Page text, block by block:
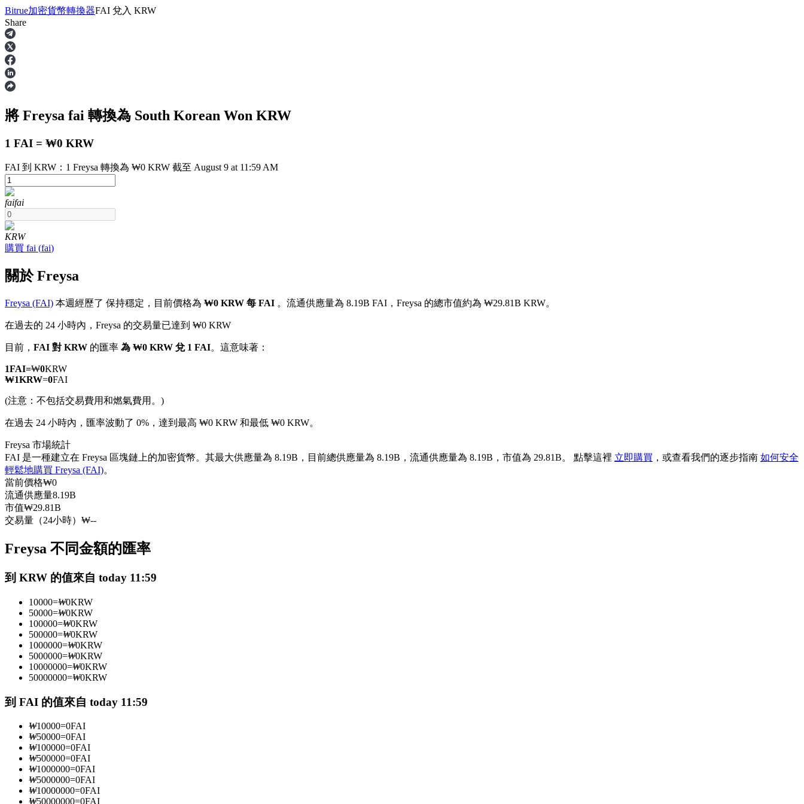
合約
TradFi
美股、外匯、貴金屬及大宗商品衍生性商品
USDC永續
多種以USDC結算的永續合約
跟單
Bitrue加密貨幣轉換器FAI 兌入 KRW
Share
將 Freysa fai 轉換為 South Korean Won KRW
1 FAI = ₩0 KRW
FAI 到 KRW：1 Freysa 轉換為 ₩0 KRW 截至 August 9 at 11:59 AM
faifai
KRW
購買 fai (fai)
關於 Freysa
Freysa (FAI) 本週經歷了 保持穩定，目前價格為 ₩0 KRW 每 FAI 。流通供應量為 8.19B FAI，Freysa 的總市值約為 ₩29.81B KRW。
在過去的 24 小時內，Freysa 的交易量已達到 ₩0 KRW
目前， FAI 對 KRW 的匯率 為 ₩0 KRW 兌 1 FAI。這意味著：
1FAI=₩0KRW
₩1KRW=0FAI
(注意：不包括交易費用和燃氣費用。)
在過去 24 小時內，匯率波動了 0%，達到最高 ₩0 KRW 和最低 ₩0 KRW。
Freysa 市場統計
FAI 是一種建立在 Freysa 區塊鏈上的加密貨幣。其最大供應量為 8.19B，目前總供應量為 8.19B，流通供應量為 8.19B，市值為 29.81B。 點擊這裡 立即購買 ，或查看我們的逐步指南 如何安全
輕鬆地購買 Freysa (FAI)。
當前價格₩0
流通供應量8.19B
市值₩29.81B
交易量（24小時） ₩--
Freysa 不同金額的匯率
到 KRW 的值來自 today 11:59
10000=₩0KRW
50000=₩0KRW
100000=₩0KRW
500000=₩0KRW
1000000=₩0KRW
5000000=₩0KRW
10000000=₩0KRW
50000000=₩0KRW
到 FAI 的值來自 today 11:59
₩10000=0FAI
₩50000=0FAI
₩100000=0FAI
₩500000=0FAI
₩1000000=0FAI
₩5000000=0FAI
₩10000000=0FAI
₩50000000=0FAI